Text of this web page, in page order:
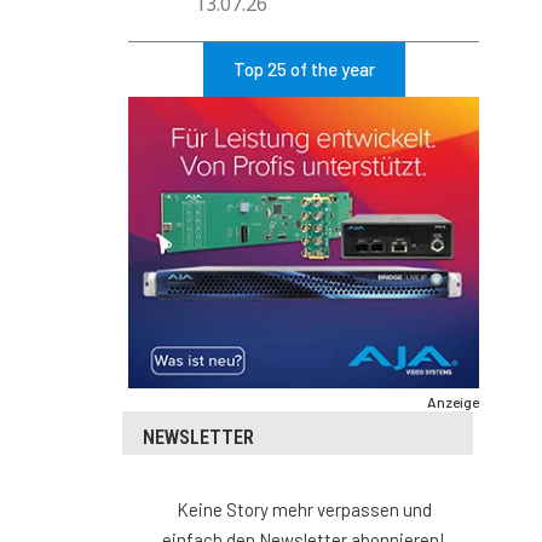
Top 25 of the year
Anzeige
NEWSLETTER
Keine Story mehr verpassen und